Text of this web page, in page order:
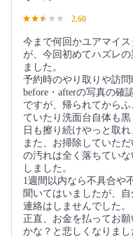
2.60
今まで何回かユアマイ
が、今回初めてハズレ
ました。
予約時のやり取りや訪問
before・afterの写真の確
ですが、帰られてから
ていたり洗面台自体も
日も擦り続けやっと取れ
また、お掃除していた
の汚れは全く落ちてい
しました。
1週間以内なら不具合や
聞いてはいましたが、
連絡はしませんでした。
正直、お金を払ってお
かな？と悲しくなりまし